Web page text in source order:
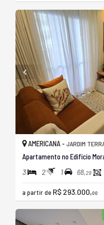
AMERICANA - JARDIM
Apartamento no Edifício
3 2 1 68,29
a partir de R$ 293.000,00